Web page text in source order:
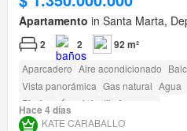
Apartamento in Santa Marta,
2 2 92 m²
Aparcadero Aire acondicionado
Vista panorámica Gas natural Agua
Piscina
Área infantil Ascensor
Hace 4 días
KATE CARABALLO